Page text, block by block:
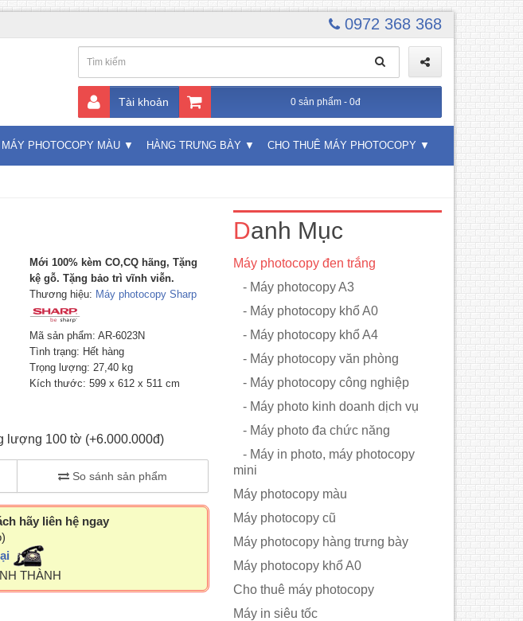
0972 368 368
Tài khoản 0 sản phẩm - 0đ
MÁY PHOTOCOPY MÀU HÀNG TRƯNG BÀY CHO THUÊ MÁY PHOTOCOPY
Mới 100% kèm CO,CQ hãng, Tặng
kệ gỗ. Tặng bảo trì vĩnh viễn.
Thương hiệu: Máy photocopy Sharp
Mã sản phẩm: AR-6023N
Tình trạng: Hết hàng
Trọng lượng: 27,40 kg
Kích thước: 599 x 612 x 511 cm
lượng 100 tờ (+6.000.000đ)
So sánh sản phẩm
hãy liên hệ ngay
THÀNH
Danh Mục
Máy photocopy đen trắng
- Máy photocopy A3
- Máy photocopy khổ A0
- Máy photocopy khổ A4
- Máy photocopy văn phòng
- Máy photocopy công nghiệp
- Máy photo kinh doanh dịch vụ
- Máy photo đa chức năng
- Máy in photo, máy photocopy
mini
Máy photocopy màu
Máy photocopy cũ
Máy photocopy hàng trưng bày
Máy photocopy khổ A0
Cho thuê máy photocopy
Máy in siêu tốc